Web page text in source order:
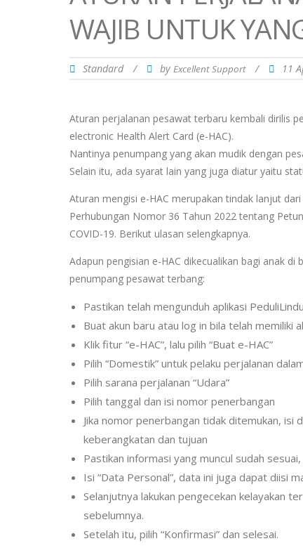
WAJIB UNTUK
Standard / by Excellent Support / 11
Aturan perjalanan pesawat terbaru kembali dirilis
electronic Health Alert Card (e-HAC).
Nantinya penumpang yang akan mudik dengan
Selain itu, ada syarat lain yang juga diatur yaitu
Aturan mengisi e-HAC merupakan tindak lanjut
Perhubungan Nomor 36 Tahun 2022 tentang
COVID-19. Berikut ulasan selengkapnya.
Adapun pengisian e-HAC dikecualikan bagi anak
penumpang pesawat terbang:
Pastikan telah mengunduh aplikasi
Buat akun baru atau log in bila telah memiliki
Klik fitur “e-HAC”, lalu pilih “Buat e-HAC”
Pilih “Domestik” untuk pelaku perjalanan
Pilih sarana perjalanan “Udara”
Pilih tanggal dan isi nomor penerbangan
Jika nomor penerbangan tidak ditemukan, isi
keberangkatan dan tujuan
Pastikan informasi yang muncul sudah sesuai,
Isi “Data Personal”, data ini juga dapat diisi
Selanjutnya lakukan pengecekan kelayakan
sebelumnya.
Setelah itu, pilih “Konfirmasi” dan selesai.